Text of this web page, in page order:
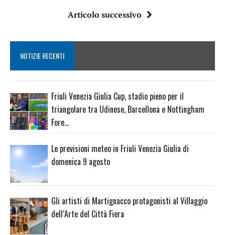
Articolo successivo
NOTIZIE RECENTI
Friuli Venezia Giulia Cup, stadio pieno per il
triangolare tra Udinese, Barcellona e Nottingham
Fore…
Le previsioni meteo in Friuli Venezia Giulia di
domenica 9 agosto
Gli artisti di Martignacco protagonisti al Villaggio
dell’Arte del Città Fiera